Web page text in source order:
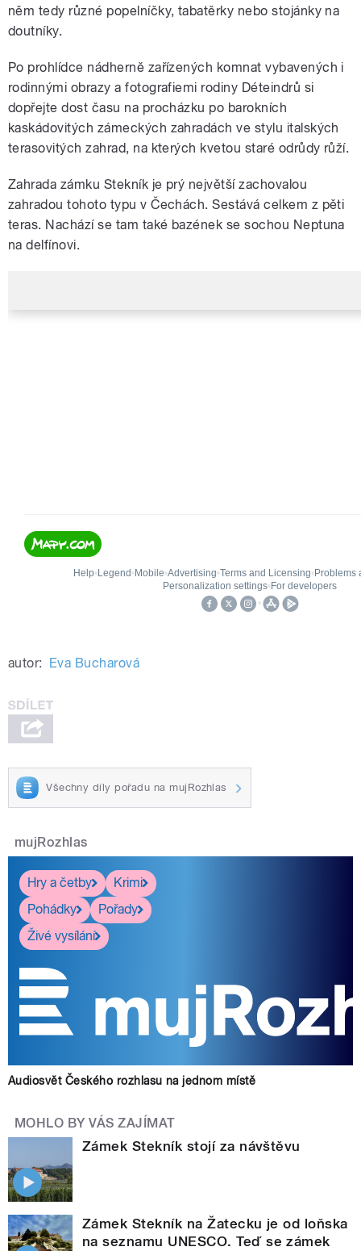
něm tedy různé popelníčky, tabatěrky nebo stojánky na
doutníky.
Po prohlídce nádherně zařízených komnat vybavených i
rodinnými obrazy a fotografiemi rodiny Déteindrů si
dopřejte dost času na procházku po barokních
kaskádovitých zámeckých zahradách ve stylu italských
terasovitých zahrad, na kterých kvetou staré odrůdy růží.
Zahrada zámku Stekník je prý největší zachovalou
zahradou tohoto typu v Čechách. Sestává celkem z pěti
teras. Nachází se tam také bazének se sochou Neptuna
na delfínovi.
autor: Eva Bucharová
Všechny díly pořadu na mujRozhlas
mujRozhlas
Hry a četby
Krimi
Pohádky
Pořady
Živé vysílání
Audiosvět Českého rozhlasu na jednom místě
MOHLO BY VÁS ZAJÍMAT
Zámek Stekník stojí za návštěvu
Zámek Stekník na Žatecku je od loňska
na seznamu UNESCO. Teď se zámek